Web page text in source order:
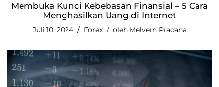
Membuka Kunci Kebebasan Finansial – 5 Cara
Menghasilkan Uang di Internet
Juli 10, 2024 Forex oleh Melvern Pradana